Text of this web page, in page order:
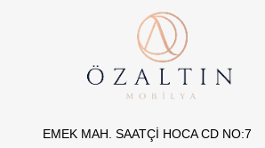
EMEK MAH. SAATÇİ HOCA CD NO:7